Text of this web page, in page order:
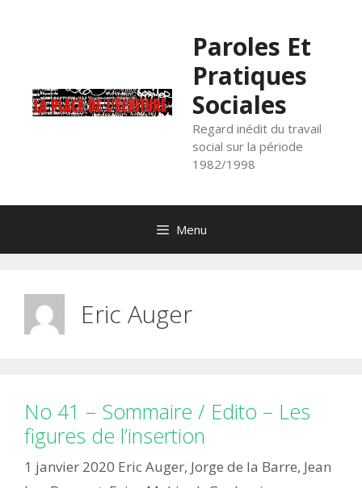
Paroles Et
Pratiques
Sociales
Regard inédit du travail
social sur la période
1982/1998
Menu
Eric Auger
No 41 – Sommaire / Edito – Les
figures de l’insertion
1 janvier 2020 Eric Auger, Jorge de la Barre, Jean